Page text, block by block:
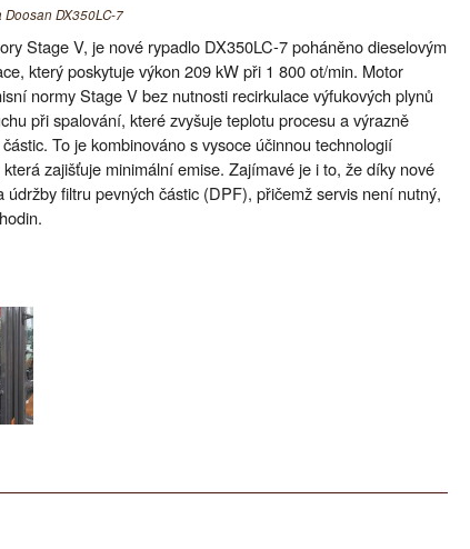
DX350LC-7
Stage V, je nové rypadlo DX350LC-7 poháněno dieselovým
který poskytuje výkon 209 kW při 1 800 ot/min. Motor
normy Stage V bez nutnosti recirkulace výfukových plynů
při spalování, které zvyšuje teplotu procesu a výrazně
To je kombinováno s vysoce účinnou technologií
zajišťuje minimální emise. Zajímavé je i to, že díky nové
filtru pevných částic (DPF), přičemž servis není nutný,